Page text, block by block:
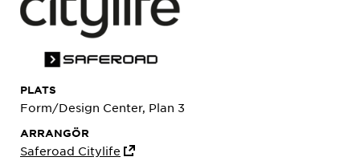
PLATS
Form/Design Center, Plan 3
ARRANGÖR
Saferoad Citylife